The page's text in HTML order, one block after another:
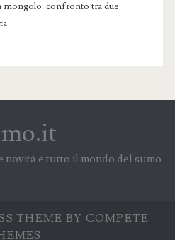
mongolo: confronto tra due
novità e tutto il mondo del sumo
THEME BY COMPETE